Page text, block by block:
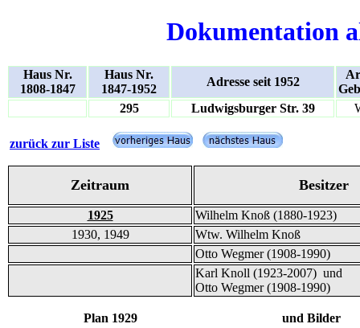
Dokumentation
Haus Nr.
1808-1847
Haus Nr.
1847-1952
Adresse seit 1952
295
Ludwigsburger Str. 39
zurück zur Liste
Zeitraum Besitzer
1925
Wilhelm Knoß (1880-1923)
1930, 1949
Wtw. Wilhelm Knoß
Otto Wegmer (1908-1990)
Karl Knoll (1923-2007) und
Otto Wegmer (1908-1990)
Plan 1929 und Bilder